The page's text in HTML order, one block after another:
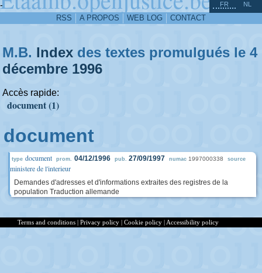
-
RSS A PROPOS WEB LOG CONTACT
FR NL
M.B. Index des textes promulgués le 4
décembre 1996
Accès rapide:
document (1)
document
type document prom. 04/12/1996 pub. 27/09/1997 numac 1997000338 source
ministere de l'interieur
Demandes d'adresses et d'informations extraites des registres de la
population Traduction allemande
^
Terms and conditions | Privacy policy | Cookie policy | Accessibility policy